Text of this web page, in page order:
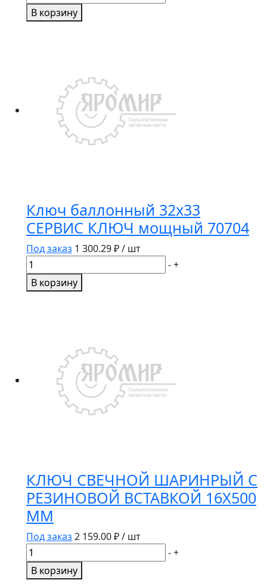
товара
Ключ
AE2414
В корзину
Ключ баллонный 32х33
СЕРВИС КЛЮЧ мощный 70704
Под заказ 1 300.29₽ / шт
Количество
товара
Ключ
мощный
-+
В корзину
КЛЮЧ СВЕЧНОЙ ШАРИНРЫЙ С
РЕЗИНОВОЙ ВСТАВКОЙ 16Х500
ММ
Под заказ 2 159.00₽ / шт
Количество
товара
КЛЮЧ
-+
В корзину